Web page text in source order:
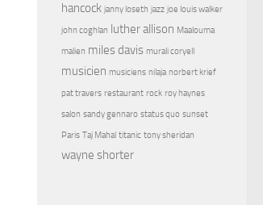
hancock janny loseth jazz joe louis walker
john coghlan luther allison Maalouma
malien miles davis murali coryell
musicien musiciens nilaja norbert krief
pat travers restaurant rock roy haynes
salon sandy gennaro status quo sunset
Paris Taj Mahal titanic tony sheridan
wayne shorter